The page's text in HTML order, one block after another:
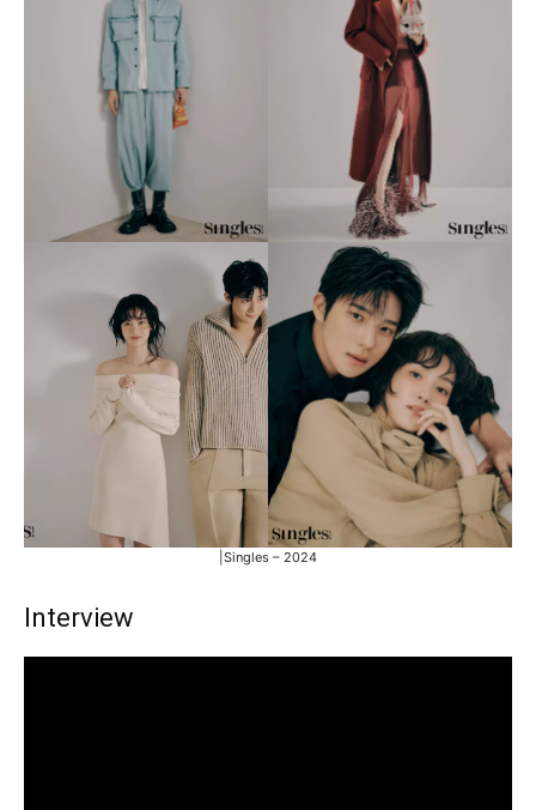
|Singles – 2024
Interview